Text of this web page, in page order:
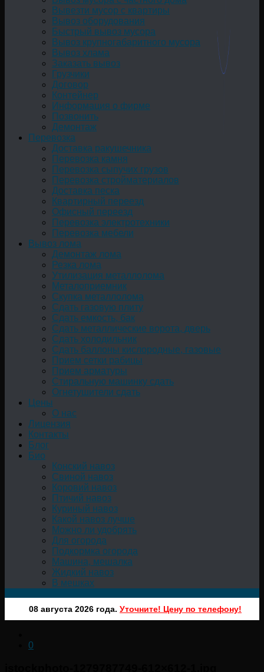
Вывезти мусор с квартиры
Вывоз оборудования
Быстрый вывоз мусора
Вывоз крупногабаритного мусора
Вывоз хлама
Заказать вывоз
Грузчики
Договор
Контейнер
Информация о фирме
Позвонить
Демонтаж
Перевозка
Доставка ракушечника
Перевозка камня
Перевозка сыпучих грузов
Перевозка стройматериалов
Доставка песка
Квартирный переезд
Офисный переезд
Перевозка электротехники
Перевозка мебели
Вывоз лома
Демонтаж лома
Резка лома
Утилизация металлолома
Металоприемник
Скупка металлолома
Сдать газовую плиту
Сдать емкость, бак
Cдать металлические ворота, дверь
Сдать холодильник
Сдать баллоны кислородные, газовые
Прием сетки рабицы
Прием арматуры
Стиральную машинку сдать
Огнетушители сдать
Цены
О нас
Лицензия
Контакты
Блог
Био
Конский навоз
Свиной навоз
Коровий навоз
Птичий навоз
Куриный навоз
Какой навоз лучше
Можно ли удобрять
Для огорода
Подкормка огорода
Машина, мешалка
Жидкий навоз
В мешках
08 августа 2026 года. Уточните! Цену по телефону!
0